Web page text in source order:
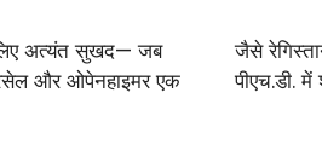
अत्यंत सुखद— जब
रसेल और ओपेनहाइमर एक
जैसे
पीएच.डी.